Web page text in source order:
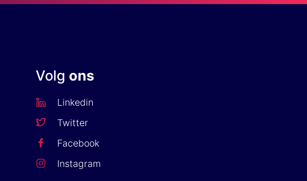
Volg ons
Linkedin
Twitter
Facebook
Instagram